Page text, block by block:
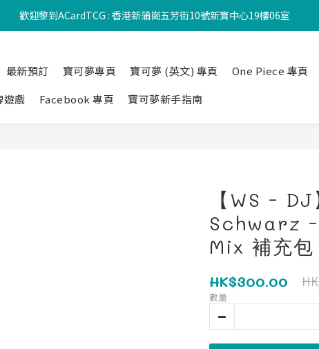
歡迎黎到ACardTCG : 香港新蒲崗五芳街10號新寶中心19樓06室
最新預訂 寶可夢專頁 寶可夢 (英文) 專頁
One Piece 專頁
遊戲
Facebook 專頁 寶可夢新手指南
【WS -
Schwarz
Mix 補充
HK$300.00
數量